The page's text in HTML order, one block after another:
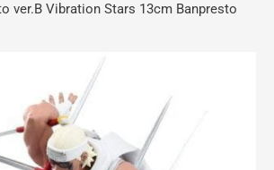
ver.B Vibration Stars 13cm Banpresto